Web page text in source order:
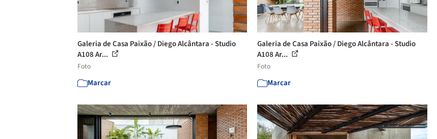
Galeria de Casa Paixão / Diego Alcântara - Studio
A108 Ar...
Foto
Marcar
Galeria de Casa Paixão / Diego Alcântara - Studio
A108 Ar...
Foto
Marcar